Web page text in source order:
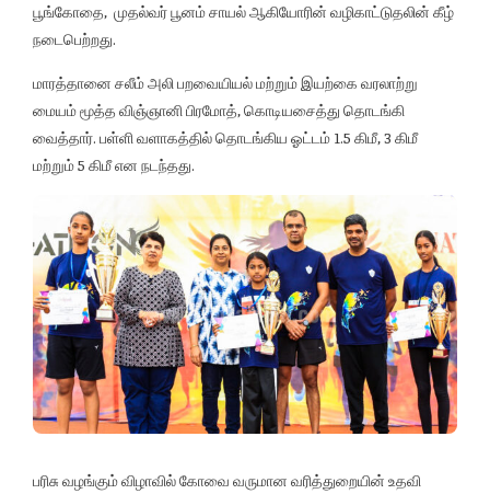
பூங்கோதை, முதல்வர் பூனம் சாயல் ஆகியோரின் வழிகாட்டுதலின் கீழ்
நடைபெற்றது.
மாரத்தானை சலீம் அலி பறவையியல் மற்றும் இயற்கை வரலாற்று
மையம் மூத்த விஞ்ஞானி பிரமோத், கொடியசைத்து தொடங்கி
வைத்தார். பள்ளி வளாகத்தில் தொடங்கிய ஓட்டம் 1.5 கிமீ, 3 கிமீ
மற்றும் 5 கிமீ என நடந்தது.
பரிசு வழங்கும் விழாவில் கோவை வருமான வரித்துறையின் உதவி